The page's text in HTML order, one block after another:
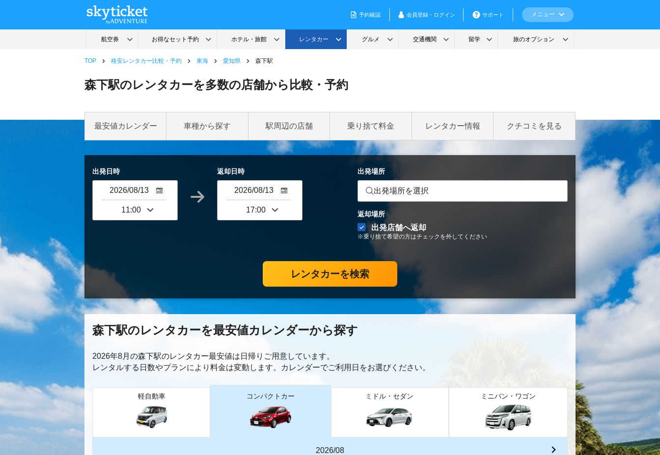
TOP 格安レンタカー比較・予約 東海 愛知県 森下駅
森下駅のレンタカーを多数の店舗から比較・予約
最安値カレンダー 車種から探す 駅周辺の店舗 乗り捨て料金 レンタカー情報 クチコミを見る
出発日時 返却日時 出発場所
出発場所を選択
返却場所
出発店舗へ返却
※乗り捨て希望の方はチェックを外してください
レンタカーを検索
森下駅のレンタカーを最安値カレンダーから探す
2026年8月の森下駅のレンタカー最安値は日帰り ご用意しています。
レンタルする日数やプランにより料金は変動します。カレンダーでご利用日をお選びください。
軽自動車 コンパクトカー ミドル・セダン ミニバン・ワゴン
2026/08